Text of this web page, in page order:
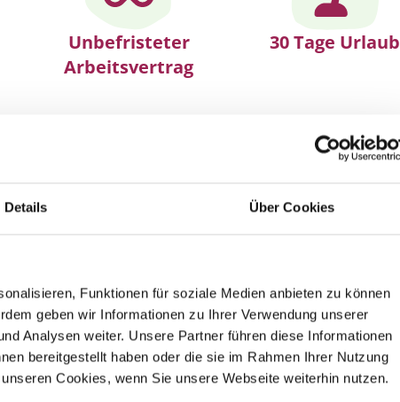
Details Über Cookies
Funktionen für soziale Medien anbieten zu können
geben wir Informationen zu Ihrer Verwendung unserer
Analysen weiter. Unsere Partner führen diese Informationen
bereitgestellt haben oder die sie im Rahmen Ihrer Nutzung
Cookies, wenn Sie unsere Webseite weiterhin nutzen.
Unbefristeter
Arbeitsvertrag
30 Tage Urlaub
lässt
Unternehmen
Arbeit hat